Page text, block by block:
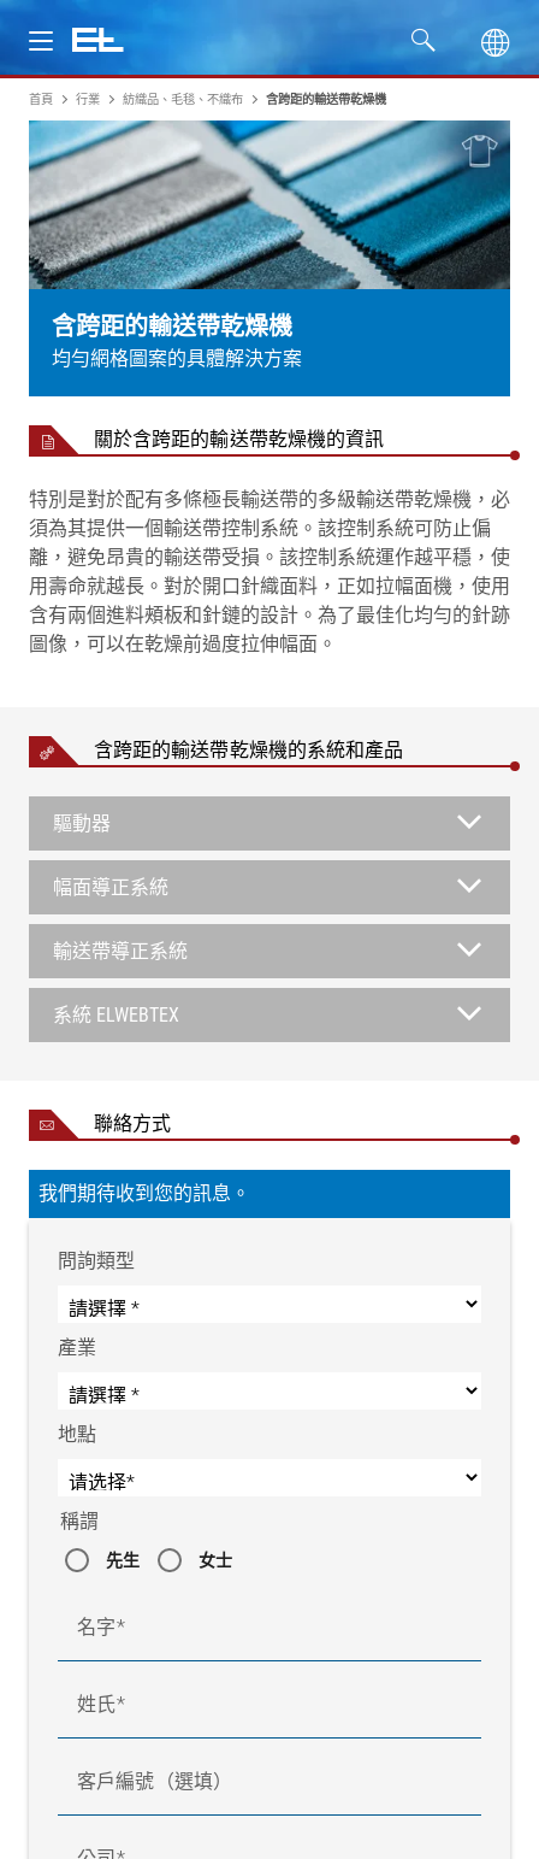
產品
行業
服務
公司
首頁 行業 紡織品、毛毯、不織布 含跨距的輸送帶乾燥機
含跨距的輸送帶乾燥機
均勻網格圖案的具體解決方案
關於含跨距的輸送帶乾燥機的資訊
特別是對於配有多條極長輸送帶的多級輸送帶乾燥機，必
須為其提供一個輸送帶控制系統。該控制系統可防止偏
離，避免昂貴的輸送帶受損。該控制系統運作越平穩，使
用壽命就越長。對於開口針織面料，正如拉幅面機，使用
含有兩個進料頰板和針鏈的設計。為了最佳化均勻的針跡
圖像，可以在乾燥前過度拉伸幅面。
含跨距的輸送帶乾燥機的系統和產品
驅動器
幅面導正系統
輸送帶導正系統
系統 ELWEBTEX
聯絡方式
我們期待收到您的訊息。
問詢類型
產業
地點
稱謂
先生 女士
名字
姓氏
客戶編號（選填）